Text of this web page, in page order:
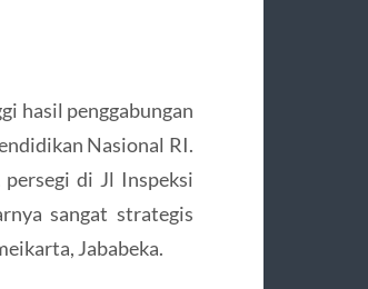
hasil penggabungan
Nasional RI.
di Jl Inspeksi
sangat strategis
Jababeka.